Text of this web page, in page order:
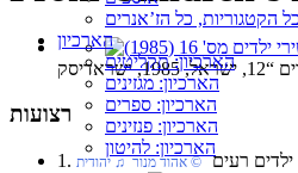
כל הקטגוריות, כל הז’אנרים
הארכיון
הארכיון: תקליטים
הארכיון: מגזינים
הארכיון: ספרים
הארכיון: פנזינים
הארכיון: להיטון
רצועות
ילדים רעים © אהוד מנור ♫ יהודית